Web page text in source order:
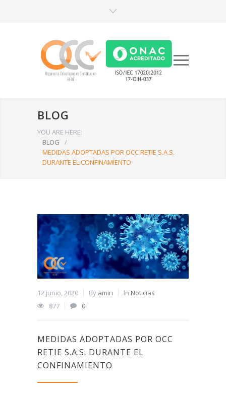
BLOG
YOU ARE HERE:
BLOG
/
MEDIDAS ADOPTADAS POR OCC RETIE S.A.S.
DURANTE EL CONFINAMIENTO
12 junio, 2020 By amin In Noticias
877
0
MEDIDAS ADOPTADAS POR OCC
RETIE S.A.S. DURANTE EL
CONFINAMIENTO